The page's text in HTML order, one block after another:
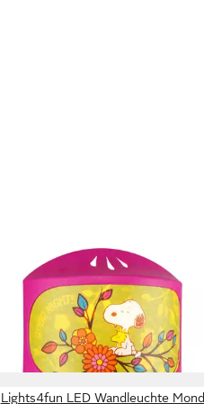
LED Wandleuchte, Leuchtmittel nicht
inklusive, Wandlampe Kinderleuchte
E14 Kinderzimmer Leuchte rosa
Snoopy bunt
12,99 €
lieferbar - in 3-4 Werktagen bei dir
Lights4fun LED Wandleuchte Mond